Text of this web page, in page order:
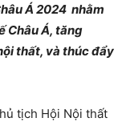
Á 2024 nhằm
Châu Á, tăng
thất, và thúc đẩy
tịch Hội Nội thất